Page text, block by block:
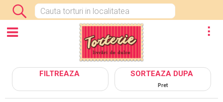
FILTREAZA SORTEAZA DUPA
Pret